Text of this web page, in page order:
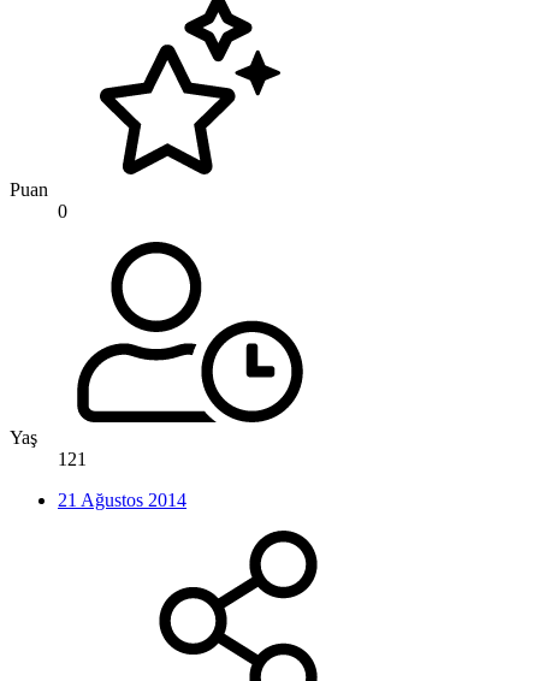
Puan
0
Yaş
121
21 Ağustos 2014